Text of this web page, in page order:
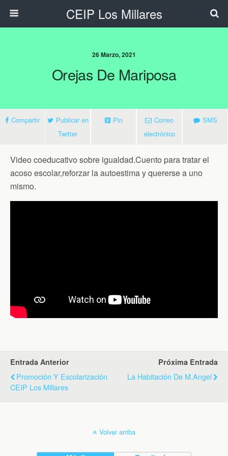
CEIP Los Millares
26 Marzo, 2021
Orejas De Mariposa
Compartir
Publicar en
Twitter
Pin
Correo
electrónico
SMS
Video coeducativo sobre igualdad.Cuento para tratar el
acoso escolar,reforzar la autoestima y quererse a uno
mismo.
Entrada Anterior
Promoción Y Escolarización
CEIP Los Millares
Próxima Entrada
La Habitación De M.Angel
Volver arriba